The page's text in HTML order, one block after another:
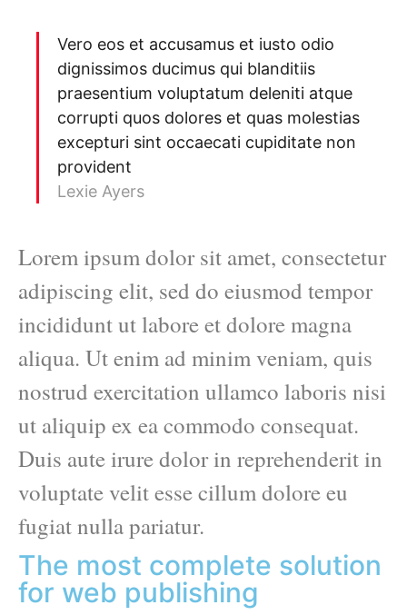
Vero eos et accusamus et iusto odio
dignissimos ducimus qui blanditiis
praesentium voluptatum deleniti atque
corrupti quos dolores et quas molestias
excepturi sint occaecati cupiditate non
provident
Lexie Ayers
Lorem ipsum dolor sit amet, consectetur
adipiscing elit, sed do eiusmod tempor
incididunt ut labore et dolore magna
aliqua. Ut enim ad minim veniam, quis
nostrud exercitation ullamco laboris nisi
ut aliquip ex ea commodo consequat.
Duis aute irure dolor in reprehenderit in
voluptate velit esse cillum dolore eu
fugiat nulla pariatur.
The most complete solution
for web publishing